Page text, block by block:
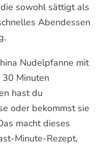
sowohl sättigt als
Abendessen
Nudelpfanne mit
Minuten
hast du
oder bekommst sie
macht dieses
Minute-Rezept,